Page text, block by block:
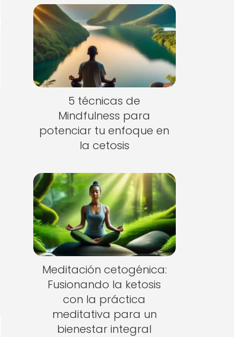
5 técnicas de
Mindfulness para
potenciar tu enfoque en
la cetosis
Meditación cetogénica:
Fusionando la ketosis
con la práctica
meditativa para un
bienestar integral